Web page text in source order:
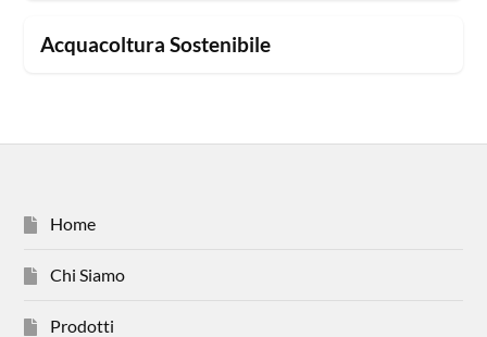
Acquacoltura Sostenibile
Home
Chi Siamo
Prodotti